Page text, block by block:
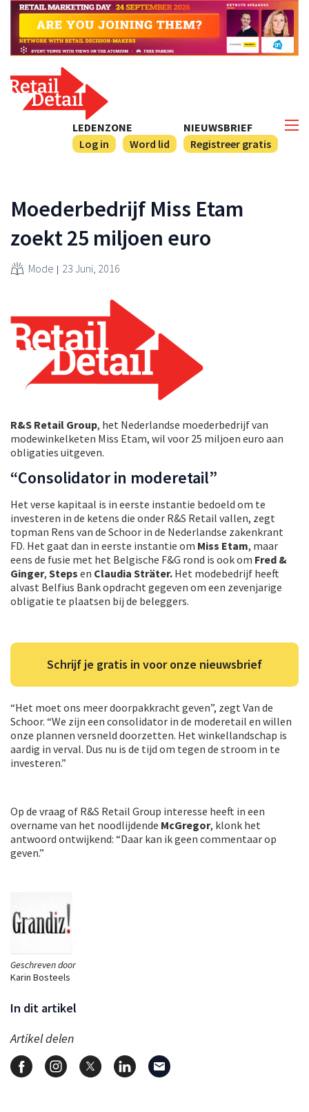
NIEUWSBRIEF
Registreer gratis
LEDENZONE
Log in
Word lid
Geschreven door
Karin Bosteels
In dit artikel
Artikel delen
Moederbedrijf Miss Etam
zoekt 25 miljoen euro
Mode 23 Juni, 2016
R&S Retail Group, het Nederlandse moederbedrijf van
modewinkelketen Miss Etam, wil voor 25 miljoen euro aan
obligaties uitgeven.
“Consolidator in moderetail”
Het verse kapitaal is in eerste instantie bedoeld om te
investeren in de ketens die onder R&S Retail vallen, zegt
topman Rens van de Schoor in de Nederlandse zakenkrant
FD. Het gaat dan in eerste instantie om Miss Etam, maar
eens de fusie met het Belgische F&G rond is ook om Fred &
Ginger, Steps en Claudia Sträter. Het modebedrijf heeft
alvast Belfius Bank opdracht gegeven om een zevenjarige
obligatie te plaatsen bij de beleggers.
Schrijf je gratis in voor onze nieuwsbrief
“Het moet ons meer doorpakkracht geven”, zegt Van de
Schoor. “We zijn een consolidator in de moderetail en willen
onze plannen versneld doorzetten. Het winkellandschap is
aardig in verval. Dus nu is de tijd om tegen de stroom in te
investeren.”
Op de vraag of R&S Retail Group interesse heeft in een
overname van het noodlijdende McGregor, klonk het
antwoord ontwijkend: “Daar kan ik geen commentaar op
geven.”